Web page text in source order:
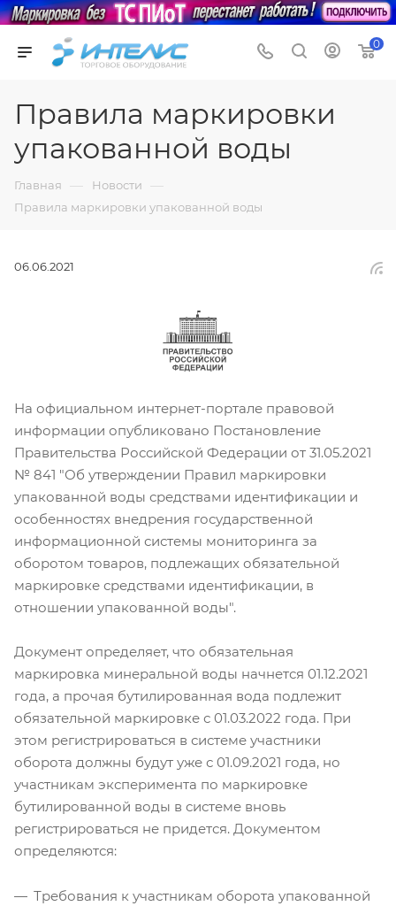
0
Правила маркировки
упакованной воды
Главная — Новости —
Правила маркировки упакованной воды
06.06.2021
На официальном интернет-портале правовой
информации опубликовано Постановление
Правительства Российской Федерации от 31.05.2021
№ 841 "Об утверждении Правил маркировки
упакованной воды средствами идентификации и
особенностях внедрения государственной
информационной системы мониторинга за
оборотом товаров, подлежащих обязательной
маркировке средствами идентификации, в
отношении упакованной воды".
Документ определяет, что обязательная
маркировка минеральной воды начнется 01.12.2021
года, а прочая бутилированная вода подлежит
обязательной маркировке с 01.03.2022 года. При
этом регистрироваться в системе участники
оборота должны будут уже с 01.09.2021 года, но
участникам эксперимента по маркировке
бутилированной воды в системе вновь
регистрироваться не придется. Документом
определяются:
Требования к участникам оборота упакованной